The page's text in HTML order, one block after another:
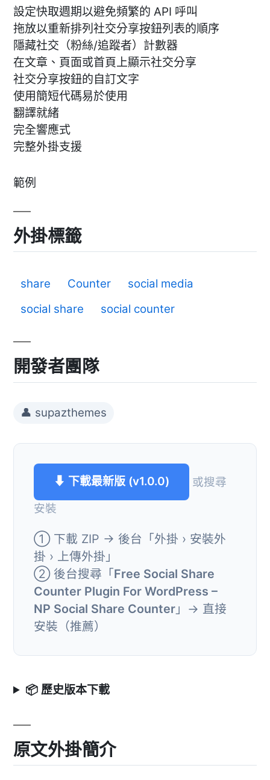
設定快取週期以避免頻繁的 API 呼叫
拖放以重新排列社交分享按鈕列表的順序
隱藏社交（粉絲/追蹤者）計數器
在文章、頁面或首頁上顯示社交分享
社交分享按鈕的自訂文字
使用簡短代碼易於使用
翻譯就緒
完全響應式
完整外掛支援
範例
外掛標籤
share Counter
social media
social share
social counter
開發者團隊
👤 supazthemes
⬇ 下載最新版 (v1.0.0)
或搜尋
安裝
① 下載 ZIP → 後台「外掛 › 安裝外
掛 › 上傳外掛」
② 後台搜尋「Free Social Share
Counter Plugin For WordPress –
NP Social Share Counter 」→ 直接
安裝（推薦）
📦 歷史版本下載
原文外掛簡介